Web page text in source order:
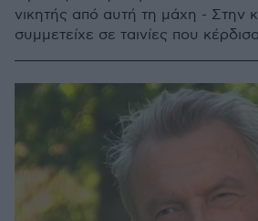
νικητής από αυτή τη μάχη - Στην
συμμετείχε σε ταινίες που